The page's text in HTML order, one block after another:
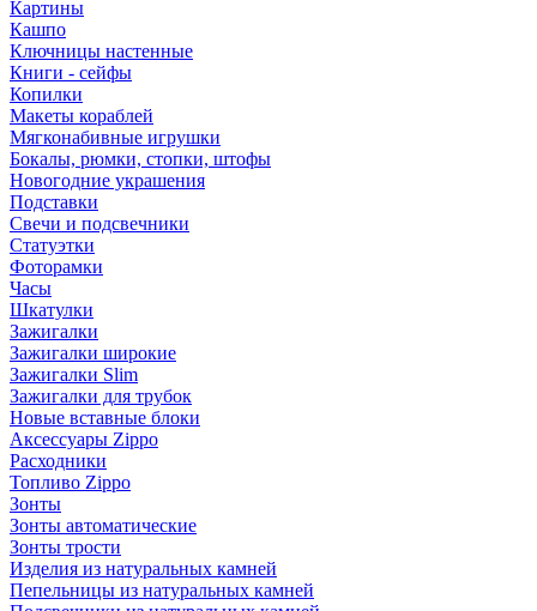
Картины
Кашпо
Ключницы настенные
Книги - сейфы
Копилки
Макеты кораблей
Мягконабивные игрушки
Бокалы, рюмки, стопки, штофы
Новогодние украшения
Подставки
Свечи и подсвечники
Статуэтки
Фоторамки
Часы
Шкатулки
Зажигалки
Зажигалки широкие
Зажигалки Slim
Зажигалки для трубок
Новые вставные блоки
Аксессуары Zippo
Расходники
Топливо Zippo
Зонты
Зонты автоматические
Зонты трости
Изделия из натуральных камней
Пепельницы из натуральных камней